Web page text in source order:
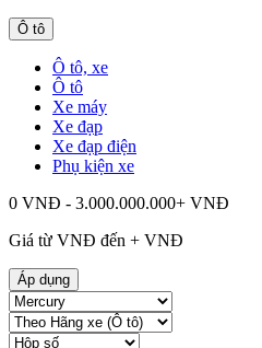
Ô tô
Ô tô, xe
Ô tô
Xe máy
Xe đạp
Xe đạp điện
Phụ kiện xe
0 VNĐ - 3.000.000.000+ VNĐ
Giá từ VNĐ đến + VNĐ
Áp dụng